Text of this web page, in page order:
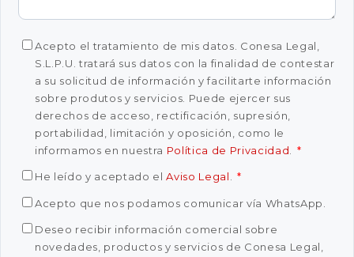
Acepto el tratamiento de mis datos. Conesa Legal,
S.L.P.U. tratará sus datos con la finalidad de contestar
a su solicitud de información y facilitarte información
sobre produtos y servicios. Puede ejercer sus
derechos de acceso, rectificación, supresión,
portabilidad, limitación y oposición, como le
informamos en nuestra Política de Privacidad *
He leído y aceptado elAviso Legal *
Acepto que nos podamos comunicar vía WhatsApp.
Deseo recibir información comercial sobre
novedades, productos y servicios de Conesa Legal,